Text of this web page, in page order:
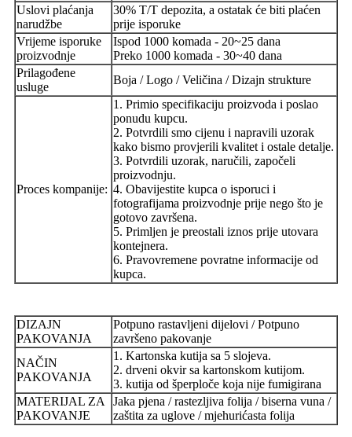
Uslovi plaćanja
narudžbe
30% T/T depozita, a ostatak će biti plaćen
prije isporuke
Vrijeme isporuke
proizvodnje
Ispod 1000 komada - 20~25 dana
Preko 1000 komada - 30~40 dana
Prilagođene
usluge
Boja / Logo / Veličina / Dizajn strukture
Proces kompanije:
1. Primio specifikaciju proizvoda i poslao
ponudu kupcu.
2. Potvrdili smo cijenu i napravili uzorak
kako bismo provjerili kvalitet i ostale detalje.
3. Potvrdili uzorak, naručili, započeli
proizvodnju.
4. Obavijestite kupca o isporuci i
fotografijama proizvodnje prije nego što je
gotovo završena.
5. Primljen je preostali iznos prije utovara
kontejnera.
6. Pravovremene povratne informacije od
kupca.
DIZAJN
PAKOVANJA
Potpuno rastavljeni dijelovi / Potpuno
završeno pakovanje
NAČIN
PAKOVANJA
1. Kartonska kutija sa 5 slojeva.
2. drveni okvir sa kartonskom kutijom.
3. kutija od šperploče koja nije fumigirana
MATERIJAL ZA
PAKOVANJE
Jaka pjena / rastezljiva folija / biserna vuna /
zaštita za uglove / mjehurićasta folija